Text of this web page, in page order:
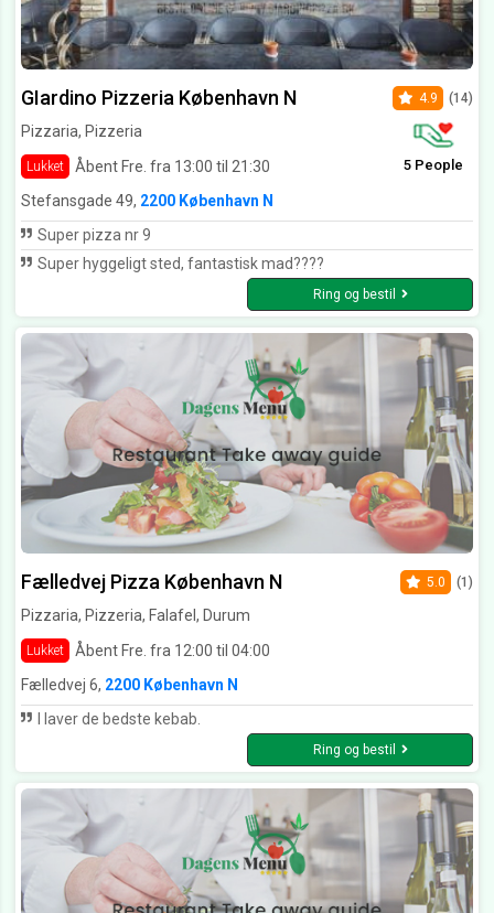
GIardino Pizzeria København N
Pizzaria, Pizzeria
Lukket Åbent Fre. fra 13:00 til 21:30
4.9 (14)
5 People
Stefansgade 49, 2200 København N
Super pizza nr 9
Super hyggeligt sted, fantastisk mad????
Ring og bestil
Fælledvej Pizza København N
Pizzaria, Pizzeria, Falafel, Durum
Lukket Åbent Fre. fra 12:00 til 04:00
5.0 (1)
Fælledvej 6, 2200 København N
I laver de bedste kebab.
Ring og bestil